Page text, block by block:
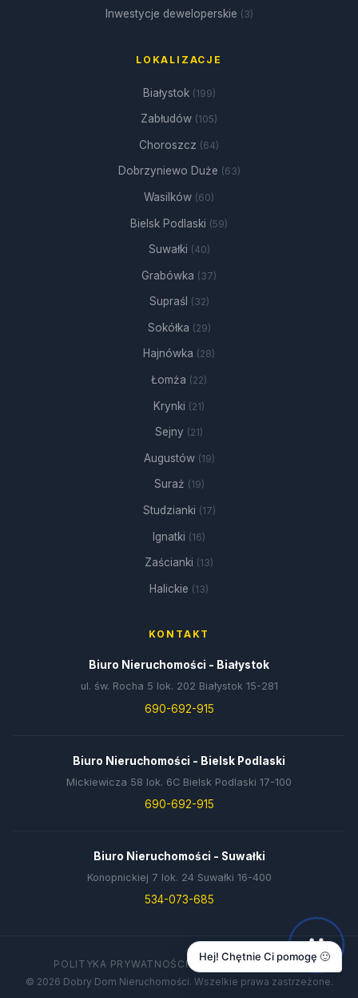
Inwestycje deweloperskie (3)
LOKALIZACJE
Białystok (199)
Zabłudów (105)
Choroszcz (64)
Dobrzyniewo Duże (63)
Wasilków (60)
Bielsk Podlaski (59)
Suwałki (40)
Grabówka (37)
Supraśl (32)
Sokółka (29)
Hajnówka (28)
Łomża (22)
Krynki (21)
Sejny (21)
Augustów (19)
Suraż (19)
Studzianki (17)
Ignatki (16)
Zaścianki (13)
Halickie (13)
KONTAKT
Biuro Nieruchomości - Białystok
ul. św. Rocha 5 lok. 202 Białystok 15-281
690-692-915
Biuro Nieruchomości - Bielsk Podlaski
Mickiewicza 58 lok. 6C Bielsk Podlaski 17-100
690-692-915
Biuro Nieruchomości - Suwałki
Konopnickiej 7 lok. 24 Suwałki 16-400
534-073-685
POLITYKA PRYWATNOŚCIDANE FIRMYKONTAKT
© 2026 Dobry Dom Nieruchomości. Wszelkie prawa zastrzeżone.
Hej! Chętnie Ci pomogę 🙂